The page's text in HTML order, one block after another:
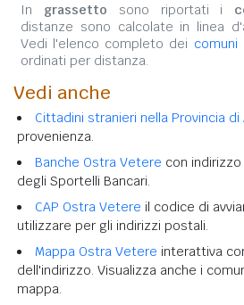
In grassetto sono riportati i
distanze sono calcolate in linea
Vedi l'elenco completo dei
ordinati per distanza.
Vedi anche
Cittadini stranieri nella Provincia di
provenienza.
Banche Ostra Vetere con indirizzo
degli Sportelli Bancari.
CAP Ostra Vetere il codice di
utilizzare per gli indirizzi postali.
Mappa Ostra Vetere interattiva
dell'indirizzo. Visualizza anche i
mappa.